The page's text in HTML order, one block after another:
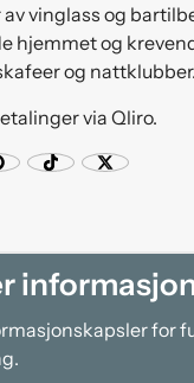
vinglass og
hjemmet og
og nattklubber.
via Qliro.
for